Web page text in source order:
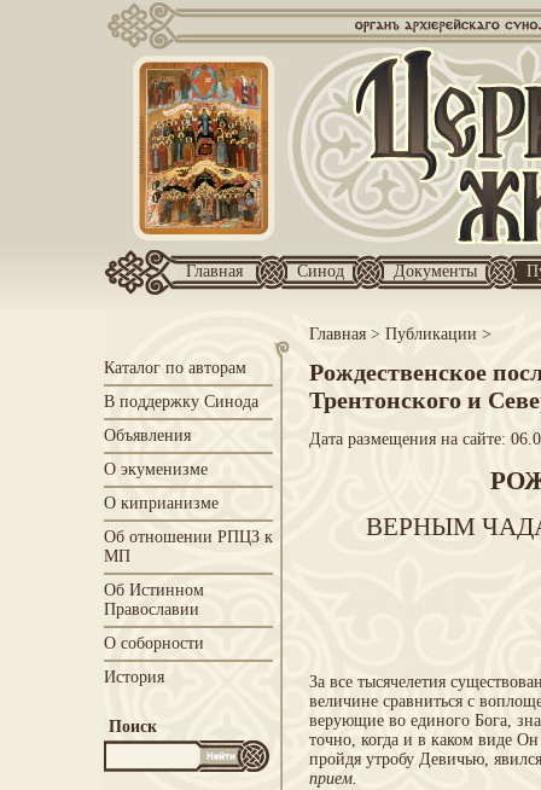
Главная Синод Документы
Главная> Публикации >
Каталог по авторам
В поддержку Синода
Объявления
О экуменизме
О киприанизме
Об отношении РПЦЗ к
МП
Об Истинном
Православии
О соборности
История
Поиск
Рождественское
Трентонского и
Дата размещения на сайте:
ВЕРНЫМ
За все тысячелетия
величине сравниться с
верующие во единого Бога,
точно, когда и в каком виде
пройдя утробу Девичью,
прием.